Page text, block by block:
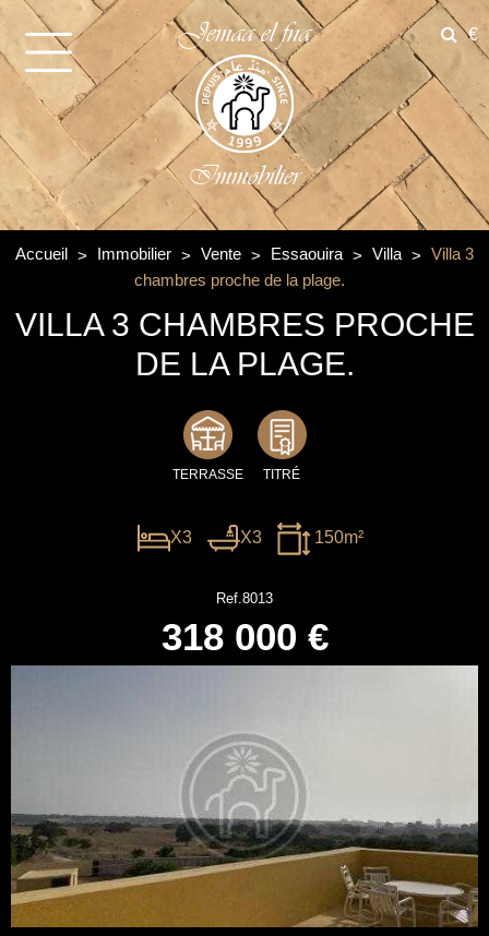
Jemaa el fna
Immobilier
€
Accueil Immobilier Vente Essaouira Villa
Villa 3
chambres proche de la plage.
VILLA 3 CHAMBRES PROCHE
DE LA PLAGE.
TERRASSE TITRÉ
X3 X3 150m²
Ref.8013
318 000 €